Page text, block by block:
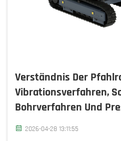
Verständnis Der
Vibrationsverfahren,
Bohrverfahren Und
2026-04-28 13:11:55